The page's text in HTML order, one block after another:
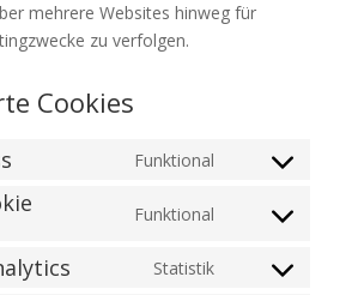
mehrere Websites hinweg für
zu verfolgen.
Cookies
Funktional
Consent
service
Funktional
Consent
service
Statistik
Consent